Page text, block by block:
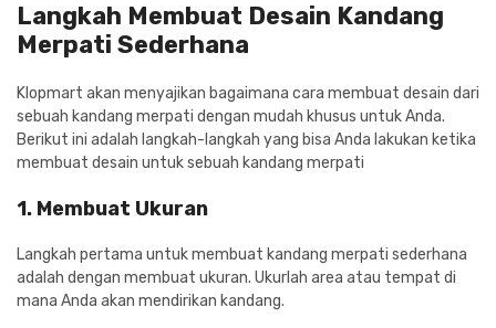
Langkah Membuat Desain Kandang
Merpati Sederhana
Klopmart akan menyajikan bagaimana cara membuat desain dari
sebuah kandang merpati dengan mudah khusus untuk Anda.
Berikut ini adalah langkah-langkah yang bisa Anda lakukan ketika
membuat desain untuk sebuah kandang merpati
1. Membuat Ukuran
Langkah pertama untuk membuat kandang merpati sederhana
adalah dengan membuat ukuran. Ukurlah area atau tempat di
mana Anda akan mendirikan kandang.